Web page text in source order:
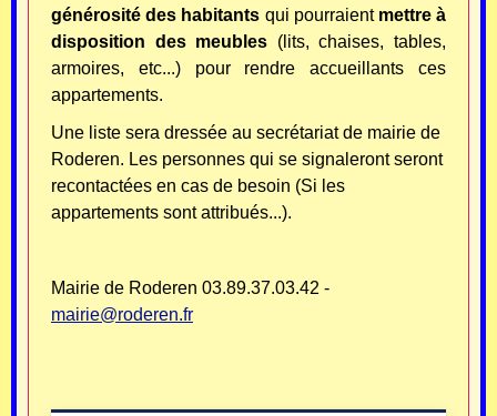
générosité des habitants qui pourraient mettre à
disposition des meubles (lits, chaises, tables,
armoires, etc...) pour rendre accueillants ces
appartements.
Une liste sera dressée au secrétariat de mairie de
Roderen. Les personnes qui se signaleront seront
recontactées en cas de besoin (Si les
appartements sont attribués...).
Mairie de Roderen 03.89.37.03.42 -
mairie@roderen.fr